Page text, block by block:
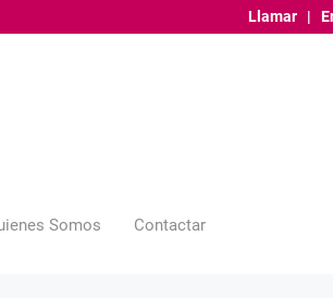
Llamar |
Somos Contactar